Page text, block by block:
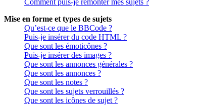
Mise en forme et types de sujets
Qu’est-ce que le BBCode ?
Puis-je insérer du code HTML ?
Que sont les émoticônes ?
Puis-je insérer des images ?
Que sont les annonces générales ?
Que sont les annonces ?
Que sont les notes ?
Que sont les sujets verrouillés ?
Que sont les icônes de sujet ?